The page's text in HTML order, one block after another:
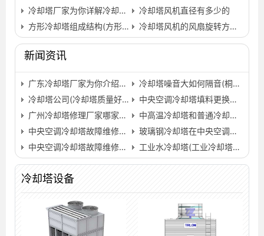
冷却塔厂家为你详解冷却塔原理小知识(不用电冷却塔的缺…
冷却塔风机直径有多少的
方形冷却塔组成结构(方形冷却塔局部图片)…
冷却塔风机的风扇旋转方向应注意的问题…
新闻资讯
广东冷却塔厂家为你介绍，冷却塔的日常清理工作有哪些?(广…
冷却塔噪音大如何隔音(桐庐冷却塔隔音屏障厂)…
冷却塔公司(冷却塔质量好的厂家)
中央空调冷却塔填料更换、维修保养方法及维护常识…
广州冷却塔修理厂家哪家更专业(广州冷却塔维修联系方式)…
中高温冷却塔和普通冷却塔的差别
中央空调冷却塔故障维修保养方法
玻璃钢冷却塔在中央空调中处于重要地位(浙江中央空调用…
中央空调冷却塔故障维修方案
工业水冷却塔(工业冷却塔噪音)
冷却塔设备